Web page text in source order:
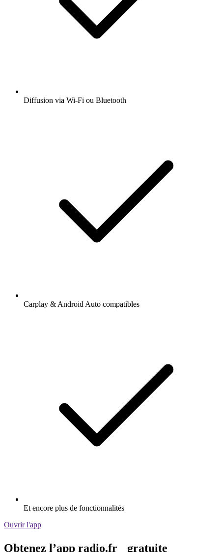
Diffusion via Wi-Fi ou Bluetooth
Carplay & Android Auto compatibles
Et encore plus de fonctionnalités
Ouvrir l'app
Obtenez l’app radio.fr gratuite